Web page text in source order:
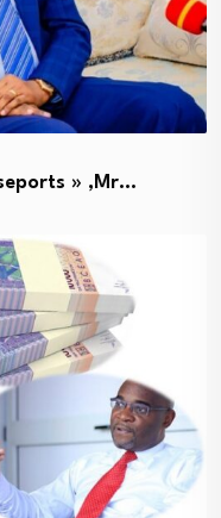
» ,Mr…